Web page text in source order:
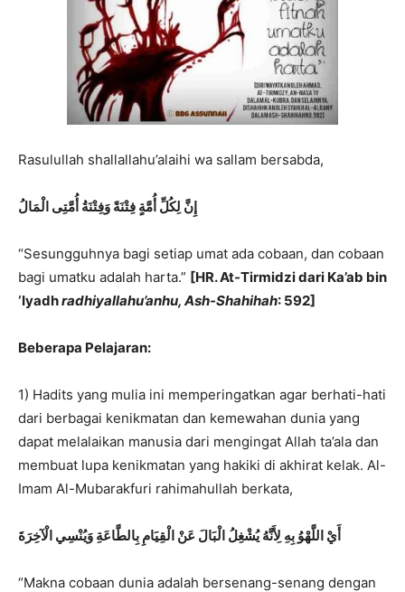
Rasulullah shallallahu’alaihi wa sallam bersabda,
إِنَّ لِكُلِّ أُمَّةٍ فِتْنَةً وَفِتْنَةُ أُمَّتِى الْمَالُ
“Sesungguhnya bagi setiap umat ada cobaan, dan cobaan
bagi umatku adalah harta.” [HR. At-Tirmidzi dari Ka’ab bin
‘Iyadhradhiyallahu’anhu, Ash-Shahihah: 592]
Beberapa Pelajaran:
1) Hadits yang mulia ini memperingatkan agar berhati-hati
dari berbagai kenikmatan dan kemewahan dunia yang
dapat melalaikan manusia dari mengingat Allah ta’ala dan
membuat lupa kenikmatan yang hakiki di akhirat kelak. Al-
Imam Al-Mubarakfuri rahimahullah berkata,
أَيْ اللَّهْوُ بِهِ لِأَنَّهُ يُشْغِلُ الْبَالَ عَنْ الْقِيَامِ بِالطَّاعَةِ وَيُنْسِي الْآخِرَةَ
“Makna cobaan dunia adalah bersenang-senang dengan